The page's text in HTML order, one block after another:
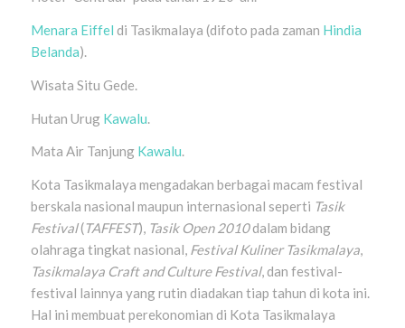
Menara Eiffel di Tasikmalaya (difoto pada zaman Hindia
Belanda).
Wisata Situ Gede.
Hutan Urug Kawalu.
Mata Air Tanjung Kawalu.
Kota Tasikmalaya mengadakan berbagai macam festival
berskala nasional maupun internasional seperti Tasik
Festival(TAFFEST), Tasik Open 2010dalam bidang
olahraga tingkat nasional, Festival Kuliner Tasikmalaya,
Tasikmalaya Craft and Culture Festival, dan festival-
festival lainnya yang rutin diadakan tiap tahun di kota ini.
Hal ini membuat perekonomian di Kota Tasikmalaya